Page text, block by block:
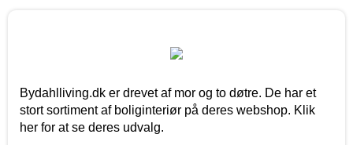
Bydahlliving.dk er drevet af mor og to døtre. De har et
stort sortiment af boliginteriør på deres webshop. Klik
her for at se deres udvalg.